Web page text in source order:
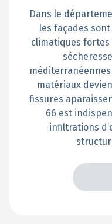
Dans le
les façades
climatiques
matériaux
fissures
66 est
infiltrations